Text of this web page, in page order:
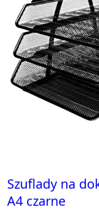
Szuflady na
A4 czarne